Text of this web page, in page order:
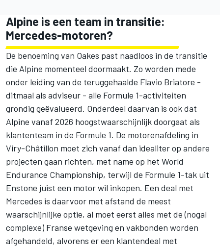
Alpine is een team in transitie:
Mercedes-motoren?
De benoeming van Oakes past naadloos in de transitie
die Alpine momenteel doormaakt. Zo worden mede
onder leiding van de teruggehaalde Flavio Briatore -
ditmaal als adviseur - alle Formule 1-activiteiten
grondig geëvalueerd. Onderdeel daarvan is ook dat
Alpine vanaf 2026 hoogstwaarschijnlijk doorgaat als
klantenteam in de Formule 1. De motorenafdeling in
Viry-Châtillon moet zich vanaf dan idealiter op andere
projecten gaan richten, met name op het World
Endurance Championship, terwijl de Formule 1-tak uit
Enstone juist een motor wil inkopen. Een deal met
Mercedes is daarvoor met afstand de meest
waarschijnlijke optie, al moet eerst alles met de (nogal
complexe) Franse wetgeving en vakbonden worden
afgehandeld, alvorens er een klantendeal met